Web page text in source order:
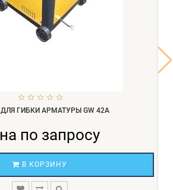
ГИБКИ АРМАТУРЫ GW 42А
по запросу
В КОРЗИНУ